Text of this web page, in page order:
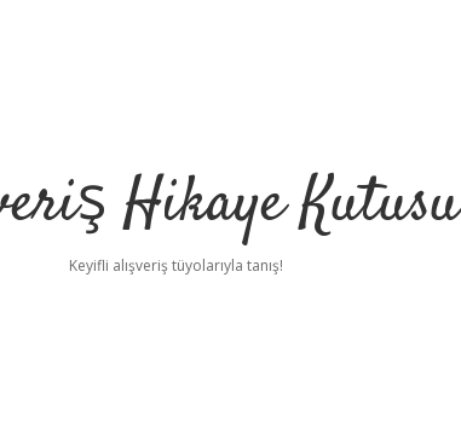
Hikaye Kutusu
Keyifli alışveriş tüyolarıyla tanış!